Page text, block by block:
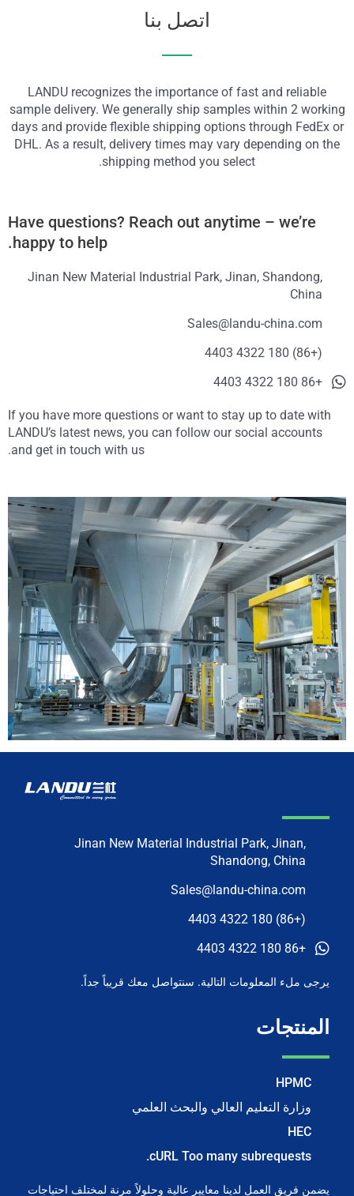
اتصل بنا
LANDU recognizes the importance of fast and reliable
sample delivery. We generally ship samples within 2 working
days and provide flexible shipping options through FedEx or
DHL. As a result, delivery times may vary depending on the
shipping method you select.
Have questions? Reach out anytime – we’re
happy to help.
Jinan New Material Industrial Park, Jinan, Shandong,
China
Sales@landu-china.com
(+86) 180 4322 4403
+86 180 4322 4403
If you have more questions or want to stay up to date with
LANDU’s latest news, you can follow our social accounts
and get in touch with us.
Jinan New Material Industrial Park, Jinan,
Shandong, China
Sales@landu-china.com
(+86) 180 4322 4403
+86 180 4322 4403
يرجى ملء المعلومات التالية. سنتواصل معك قريباً جداً.
المنتجات
HPMC
وزارة التعليم العالي والبحث العلمي
HEC
cURL Too many subrequests.
يضمن فريق العمل لدينا معايير عالية وحلولاً مرنة لمختلف احتياجات